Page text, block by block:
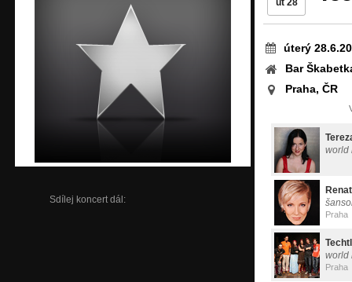
Sdílej koncert dál:
út 28
úterý
Bar
Praha, ČR
world
Praha
world
Praha